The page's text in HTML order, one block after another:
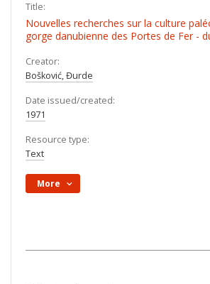
Title:
Nouvelles recherches sur la culture
gorge danubienne des Portes de Fer -
Creator:
Bošković, Đurde
Date issued/created:
1971
Resource type:
Text
More